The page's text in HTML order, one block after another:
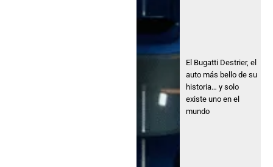
El Bugatti Destrier, el
auto más bello de su
historia… y solo
existe uno en el
mundo